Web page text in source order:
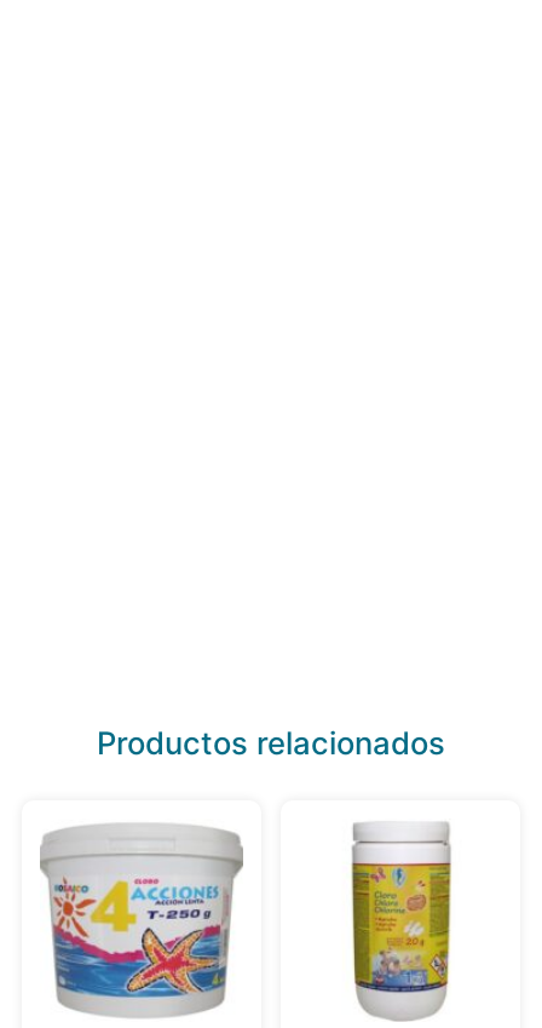
Productos relacionados